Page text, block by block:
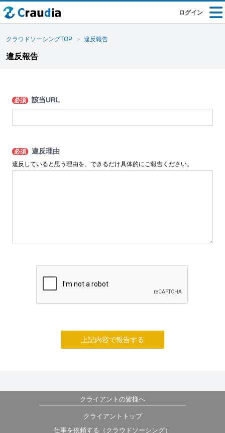
ログイン
クラウドソーシングTOP 違反報告
違反報告
必須 該当URL
必須 違反理由
違反していると思う理由を、できるだけ具体的にご報告ください。
上記内容で報告する
クライアントの皆様へ
クライアントトップ
仕事を依頼する（クラウドソーシング）